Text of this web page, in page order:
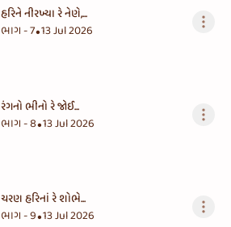
હરિને નીરખ્યા રે નેણે,...
ભાગ - 7•13 Jul 2026
રંગનો ભીનો રે જોઈ...
ભાગ - 8•13 Jul 2026
ચરણ હરિનાં રે શોભે...
ભાગ - 9•13 Jul 2026